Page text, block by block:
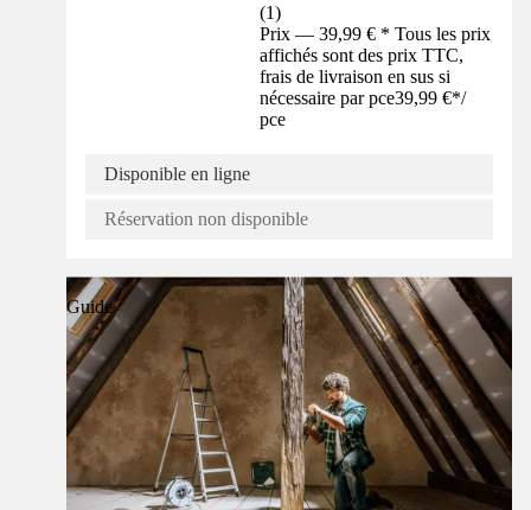
(1)
Prix — 39,99 € * Tous les prix
affichés sont des prix TTC,
frais de livraison en sus si
nécessaire par pce39,99 €*/
pce
Disponible en ligne
Réservation non disponible
Guide